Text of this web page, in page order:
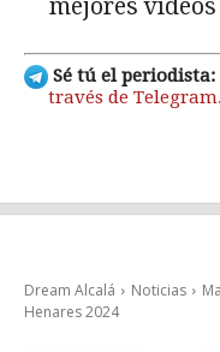
mejores vídeos
Sé tú el periodista:
través de Telegram.